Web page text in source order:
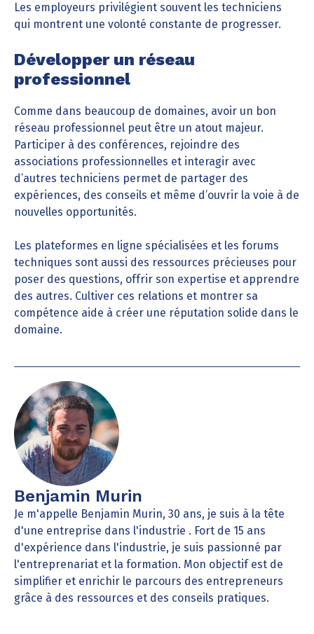
Les employeurs privilégient souvent les techniciens
qui montrent une volonté constante de progresser.
Développer un réseau
professionnel
Comme dans beaucoup de domaines, avoir un bon
réseau professionnel peut être un atout majeur.
Participer à des conférences, rejoindre des
associations professionnelles et interagir avec
d’autres techniciens permet de partager des
expériences, des conseils et même d’ouvrir la voie à de
nouvelles opportunités.
Les plateformes en ligne spécialisées et les forums
techniques sont aussi des ressources précieuses pour
poser des questions, offrir son expertise et apprendre
des autres. Cultiver ces relations et montrer sa
compétence aide à créer une réputation solide dans le
domaine.
Benjamin Murin
Je m'appelle Benjamin Murin, 30 ans, je suis à la tête
d'une entreprise dans l'industrie . Fort de 15 ans
d'expérience dans l'industrie, je suis passionné par
l'entreprenariat et la formation. Mon objectif est de
simplifier et enrichir le parcours des entrepreneurs
grâce à des ressources et des conseils pratiques.